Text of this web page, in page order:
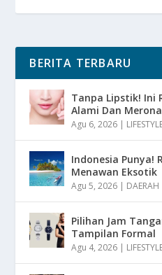
BERITA TERBARU
Tanpa Lipstik! Ini
Alami Dan Merona
Agu 6, 2026 |
Indonesia Punya!
Menawan Eksotik
Agu 5, 2026 | DAERAH
Pilihan Jam
Tampilan Formal
Agu 4, 2026 |